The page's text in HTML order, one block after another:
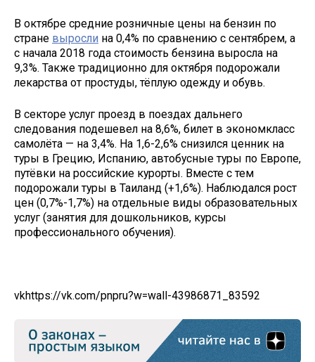
В октябре средние розничные цены на бензин по
стране выросли на 0,4% по сравнению с сентябрем, а
с начала 2018 года стоимость бензина выросла на
9,3%. Также традиционно для октября подорожали
лекарства от простуды, тёплую одежду и обувь.
В секторе услуг проезд в поездах дальнего
следования подешевел на 8,6%, билет в экономкласс
самолёта — на 3,4%. На 1,6-2,6% снизился ценник на
туры в Грецию, Испанию, автобусные туры по Европе,
путёвки на российские курорты. Вместе с тем
подорожали туры в Таиланд (+1,6%). Наблюдался рост
цен (0,7%-1,7%) на отдельные виды образовательных
услуг (занятия для дошкольников, курсы
профессионального обучения).
vkhttps://vk.com/pnpru?w=wall-43986871_83592